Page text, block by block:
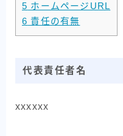
5 ホームページURL
6 責任の有無
代表責任者名
xxxxxx